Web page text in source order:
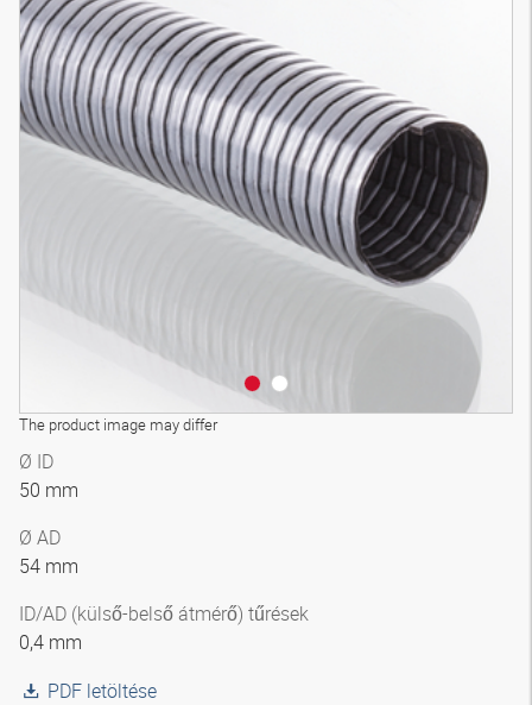
The product image may differ
Ø ID
50 mm
Ø AD
54 mm
ID/AD (külső-belső átmérő) tűrések
0,4 mm
PDF letöltése